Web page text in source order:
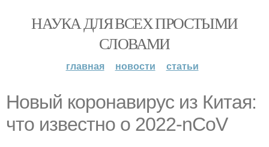
НАУКА ДЛЯ ВСЕХ ПРОСТЫМИ
СЛОВАМИ
главная новости статьи
Новый коронавирус из Китая:
что известно о 2022-nCoV